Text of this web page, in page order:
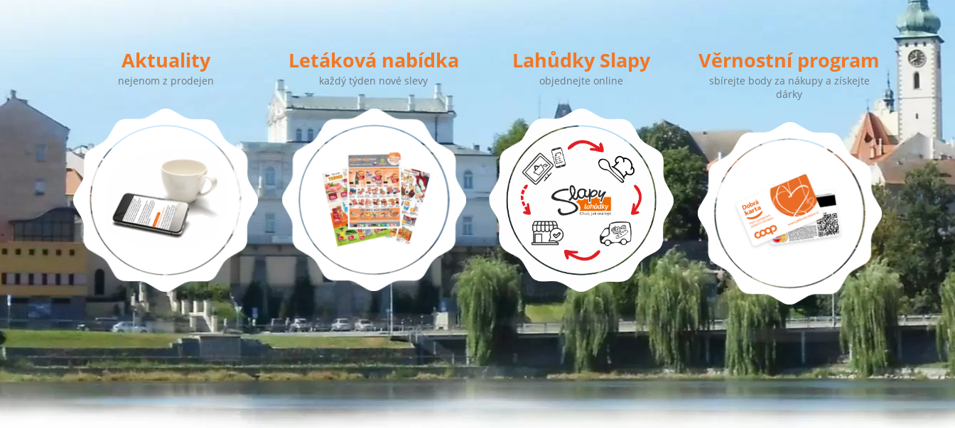
Aktuality
nejenom z prodejen
Letáková nabídka
každý týden nové slevy
Lahůdky Slapy
objednejte online
Věrnostní program
sbírejte body za nákupy a získejte
dárky